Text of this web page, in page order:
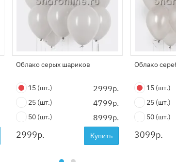
Облако серых шариков
15 (шт.) 2999р.
25 (шт.) 4799р.
50 (шт.) 8999р.
2999р. Купить
Облако
15 (шт.)
25 (шт.)
50 (шт.)
3099р.